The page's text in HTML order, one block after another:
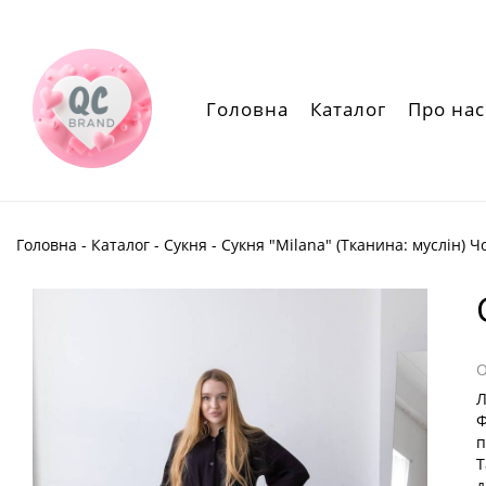
Головна Каталог Про нас
Головна - Каталог - Сукня - Сукня "Milana" (Тканина: муслін)